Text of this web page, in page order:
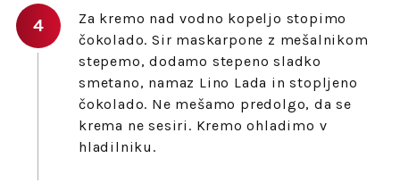
Za kremo nad vodno kopeljo stopimo
čokolado. Sir maskarpone z mešalnikom
stepemo, dodamo stepeno sladko
smetano, namaz Lino Lada in stopljeno
čokolado. Ne mešamo predolgo, da se
krema ne sesiri. Kremo ohladimo v
hladilniku.